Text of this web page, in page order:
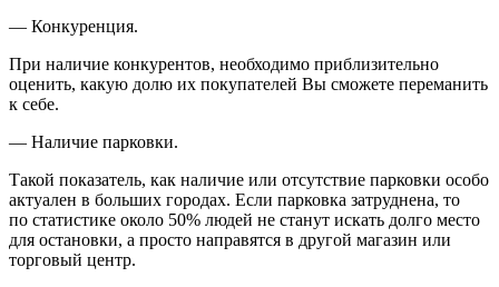
— Конкуренция.
При наличие конкурентов, необходимо приблизительно
оценить, какую долю их покупателей Вы сможете переманить
к себе.
— Наличие парковки.
Такой показатель, как наличие или отсутствие парковки особо
актуален в больших городах. Если парковка затруднена, то
по статистике около 50% людей не станут искать долго место
для остановки, а просто направятся в другой магазин или
торговый центр.